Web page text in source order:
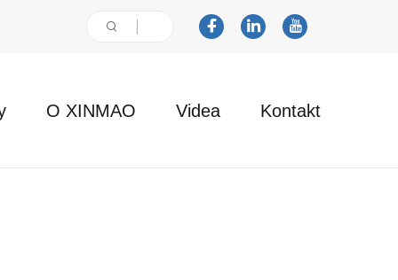
O XINMAO Videa Kontakt